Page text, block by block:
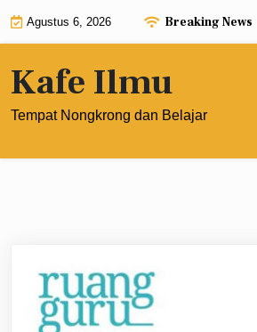
Agustus 6, 2026 Breaking News
dengan Pangkat 0: Pengertian,
Kafe Ilmu
Tempat Nongkrong dan Belajar